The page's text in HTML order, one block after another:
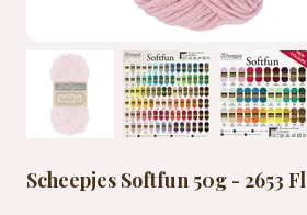
Scheepjes Softfun 50g - 2653